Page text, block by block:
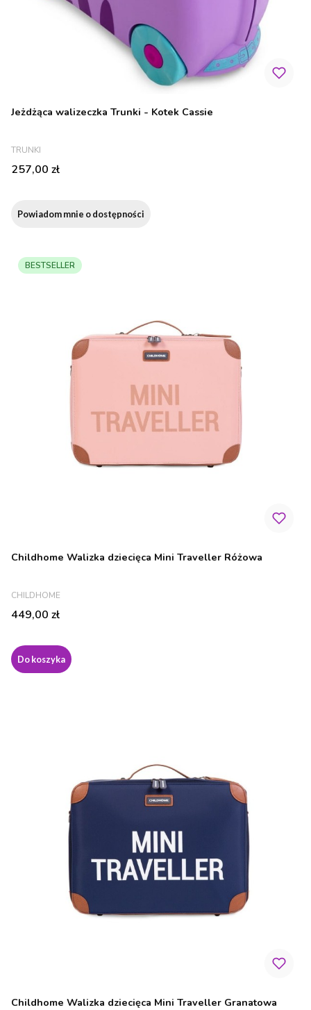
Jeżdżąca walizeczka Trunki - Kotek Cassie
PRODUCENT
TRUNKI
Cena
257,00 zł
Powiadom mnie o dostępności
BESTSELLER
Childhome Walizka dziecięca Mini Traveller Różowa
PRODUCENT
CHILDHOME
Cena
449,00 zł
Do koszyka
Childhome Walizka dziecięca Mini Traveller Granatowa